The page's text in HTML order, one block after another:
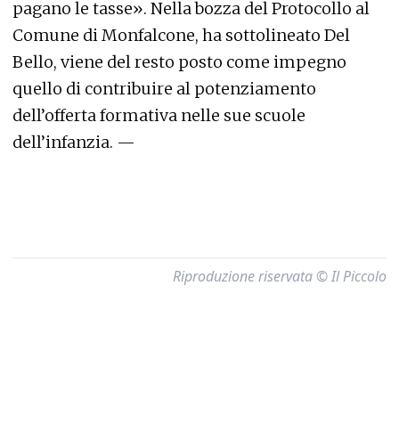
pagano le tasse». Nella bozza del Protocollo al
Comune di Monfalcone, ha sottolineato Del
Bello, viene del resto posto come impegno
quello di contribuire al potenziamento
dell’offerta formativa nelle sue scuole
dell’infanzia. —
Riproduzione riservata © Il Piccolo